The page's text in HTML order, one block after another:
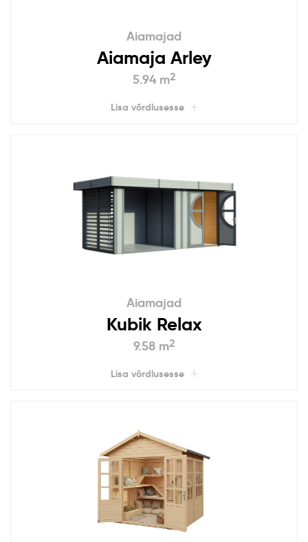
Aiamajad
Aiamaja Arley
5.94 m2
Lisa võrdlusesse
Aiamajad
Kubik Relax
9.58 m2
Lisa võrdlusesse